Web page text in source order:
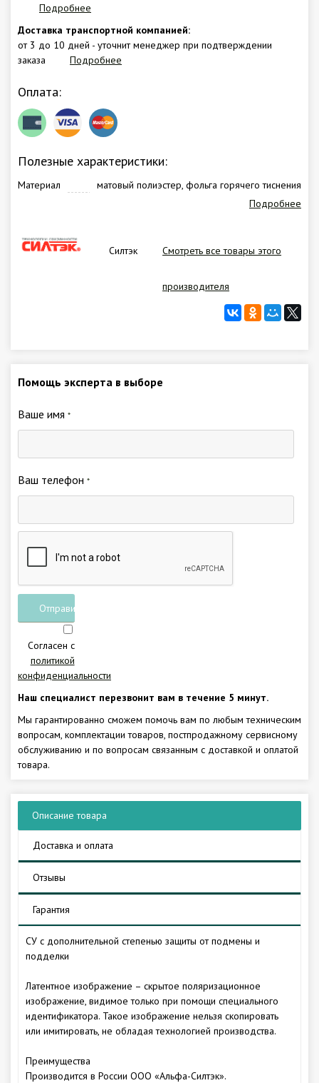
Подробнее
Доставка транспортной компанией:
от 3 до 10 дней - уточнит менеджер при подтверждении
заказа
Подробнее
Оплата:
Полезные характеристики:
Материал
матовый полиэстер, фольга горячего тиснения
Подробнее
Силтэк Смотреть все товары этого
производителя
Помощь эксперта в выборе
Ваше имя *
Ваш телефон *
Отправить
заявку
Согласен с
политикой
конфиденциальности
Наш специалист перезвонит вам в течение 5 минут.
Мы гарантированно сможем помочь вам по любым техническим
вопросам, комплектации товаров, постпродажному сервисному
обслуживанию и по вопросам связанным с доставкой и оплатой
товара.
Описание товара
Доставка и оплата
Отзывы
Гарантия
СУ с дополнительной степенью защиты от подмены и
подделки
Латентное изображение – скрытое поляризационное
изображение, видимое только при помощи специального
идентификатора. Такое изображение нельзя скопировать
или имитировать, не обладая технологией производства.
Преимущества
Производится в России ООО «Альфа-Силтэк».